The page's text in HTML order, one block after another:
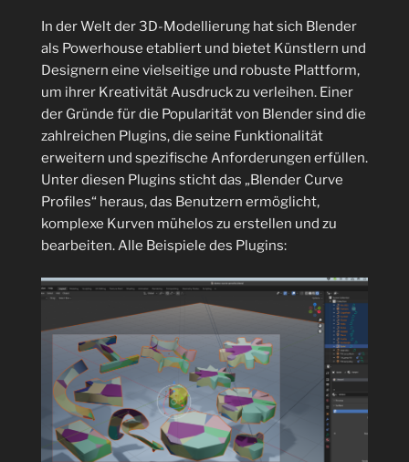
In der Welt der 3D-Modellierung hat sich Blender
als Powerhouse etabliert und bietet Künstlern und
Designern eine vielseitige und robuste Plattform,
um ihrer Kreativität Ausdruck zu verleihen. Einer
der Gründe für die Popularität von Blender sind die
zahlreichen Plugins, die seine Funktionalität
erweitern und spezifische Anforderungen erfüllen.
Unter diesen Plugins sticht das „Blender Curve
Profiles“ heraus, das Benutzern ermöglicht,
komplexe Kurven mühelos zu erstellen und zu
bearbeiten. Alle Beispiele des Plugins: